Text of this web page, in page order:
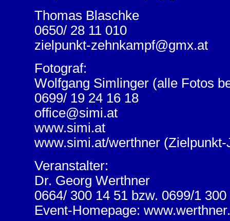
Thomas Blaschke
0650/ 28 11 010
zielpunkt-zehnkampf@gmx.at
Fotograf:
Wolfgang Simlinger (alle Fotos
0699/ 19 24 16 18
office@simi.at
www.simi.at
www.simi.at/werthner
Veranstalter:
Dr. Georg Werthner
0664/ 300 14 51 bzw. 0699/1
Event-Homepage: